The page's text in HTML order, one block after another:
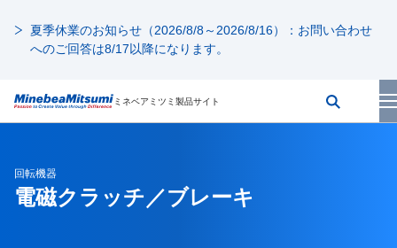
夏季休業のお知らせ（2026/8/8～2026/8/16）：お問い合わせ
へのご回答は8/17以降になります。
ミネベアミツミ製品サイト
回転機器
電磁クラッチ／ブレーキ